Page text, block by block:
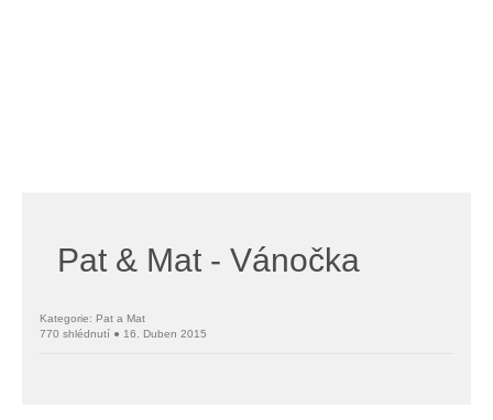
Pat & Mat - Vánočka
Kategorie: Pat a Mat
770 shlédnutí ● 16. Duben 2015